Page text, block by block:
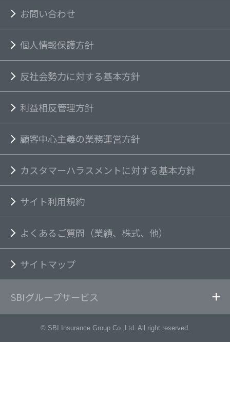
お問い合わせ
個人情報保護方針
反社会勢力に対する基本方針
利益相反管理方針
顧客中心主義の業務運営方針
カスタマーハラスメントに対する基本方針
サイト利用規約
よくあるご質問（業績、株式、他）
サイトマップ
SBIグループサービス
© SBI Insurance Group Co.,Ltd. All right reserved.